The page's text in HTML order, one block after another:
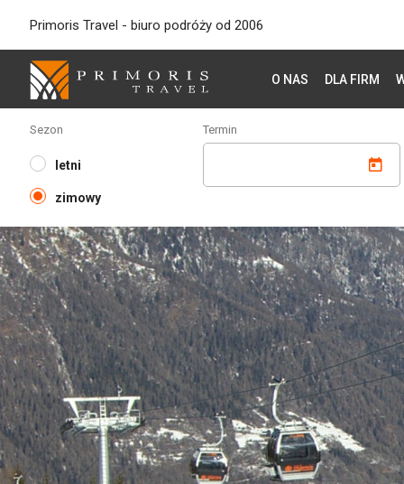
Primoris Travel - biuro podróży od 2006
O NAS DLA FIRM
Sezon
letni
zimowy
Termin